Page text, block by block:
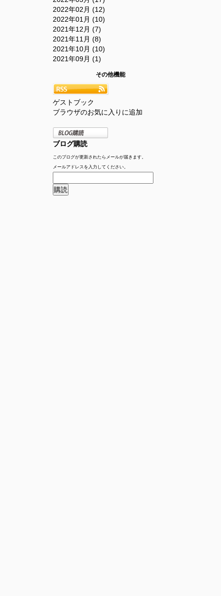
2022年02月 (12)
2022年01月 (10)
2021年12月 (7)
2021年11月 (8)
2021年10月 (10)
2021年09月 (1)
その他機能
ゲストブック
ブラウザのお気に入りに追加
ブログ購読
このブログが更新されたらメールが届きます。
メールアドレスを入力してください。